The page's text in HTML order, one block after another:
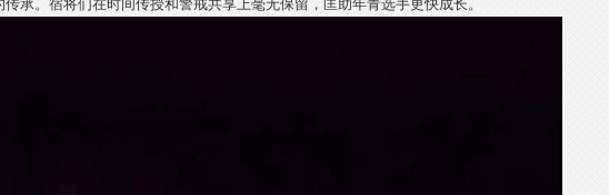
承。宿将们在时间传授和警戒共享上毫无保留，匡助年青选手更快成长。